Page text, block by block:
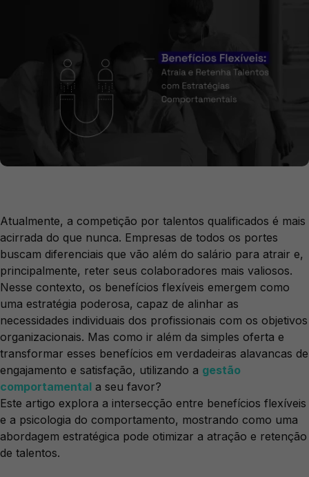
Atualmente, a competição por talentos qualificados é mais
acirrada do que nunca. Empresas de todos os portes
buscam diferenciais que vão além do salário para atrair e,
principalmente, reter seus colaboradores mais valiosos.
Nesse contexto, os benefícios flexíveis emergem como
uma estratégia poderosa, capaz de alinhar as
necessidades individuais dos profissionais com os objetivos
organizacionais. Mas como ir além da simples oferta e
transformar esses benefícios em verdadeiras alavancas de
engajamento e satisfação, utilizando a gestão
comportamental a seu favor?
Este artigo explora a intersecção entre benefícios flexíveis
e a psicologia do comportamento, mostrando como uma
abordagem estratégica pode otimizar a atração e retenção
de talentos.